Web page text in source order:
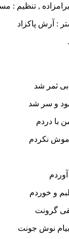
, تنظیم :
: آرش پاکزاد
ثمر شد
و سر شد
با دردم
نکردم
و خوردم
گرونت
نوش جونت